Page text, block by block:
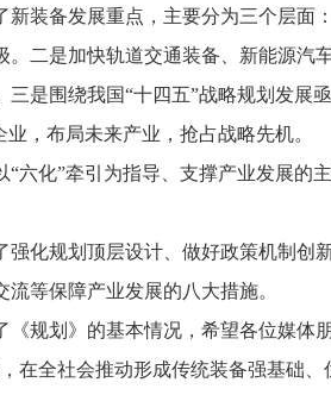
装备发展重点， 主要分为三个层面：
二是加快轨道交通装备、 新能源汽车
三是围绕我国“十四五”战略规划发展
， 布局未来产业， 抢占战略先机。
化”牵引为指导、 支撑产业发展的
化规划顶层设计、 做好政策机制创新
流等保障产业发展的八大措施。
规划》的基本情况， 希望各位媒体
在全社会推动形成传统装备强基础、